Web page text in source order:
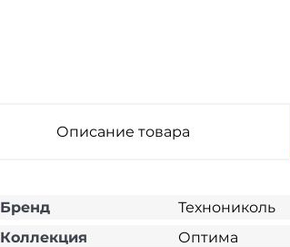
Описание товара
Бренд
Технониколь
Коллекция
Оптима